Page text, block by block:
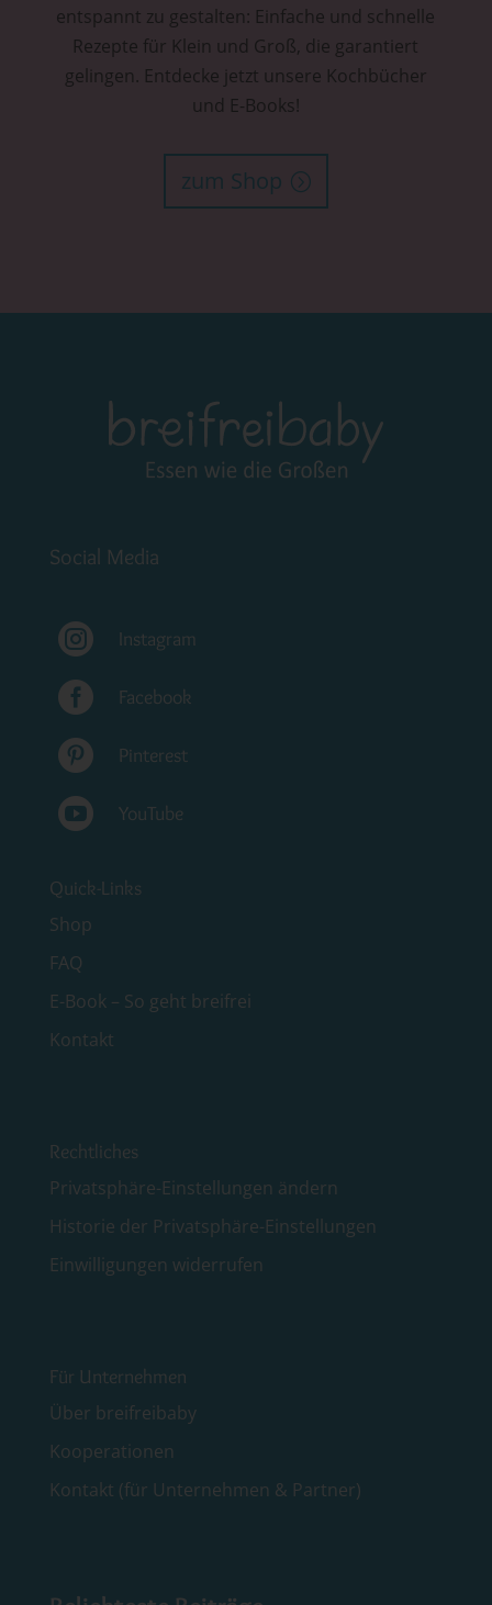
entspannt zu gestalten: Einfache und schnelle
Rezepte für Klein und Groß, die garantiert
gelingen. Entdecke jetzt unsere Kochbücher
und E-Books!
zum Shop
Social Media
 Instagram
 Facebook
 Pinterest
 YouTube
Quick-Links
Shop
FAQ
E-Book – So geht breifrei
Kontakt
Rechtliches
Privatsphäre-Einstellungen ändern
Historie der Privatsphäre-Einstellungen
Einwilligungen widerrufen
Für Unternehmen
Über breifreibaby
Kooperationen
Kontakt (für Unternehmen & Partner)